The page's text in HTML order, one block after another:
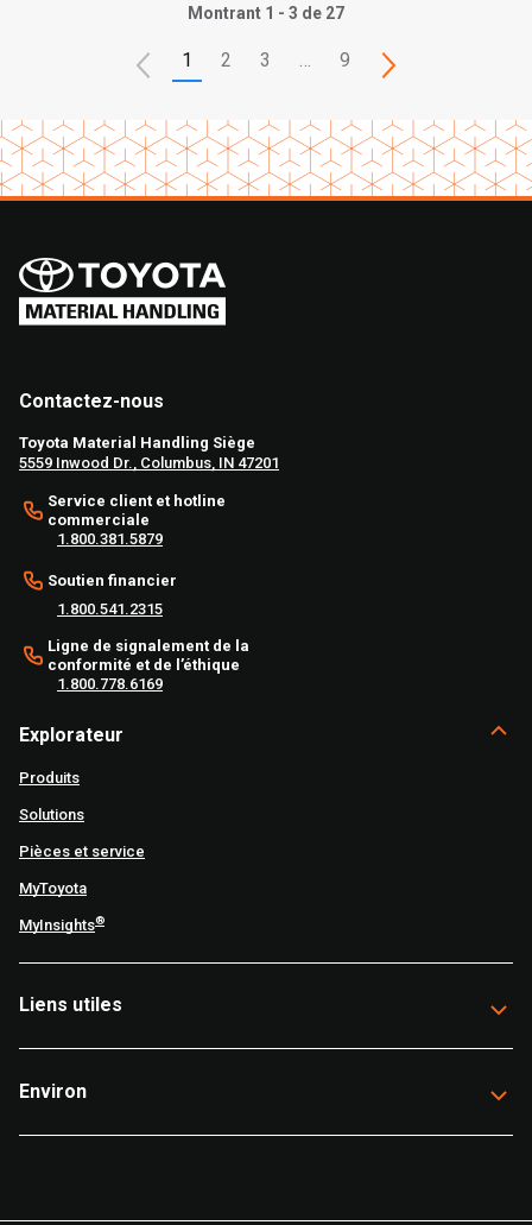
Montrant 1 - 3 de 27
1 2 3 … 9
Contactez-nous
Toyota Material Handling Siège
5559 Inwood Dr., Columbus, IN 47201
Service client et hotline
commerciale
1.800.381.5879
Soutien financier
1.800.541.2315
Ligne de signalement de la
conformité et de l’éthique
1.800.778.6169
Explorateur
Produits
Solutions
Pièces et service
MyToyota
MyInsights®
Liens utiles
Environ